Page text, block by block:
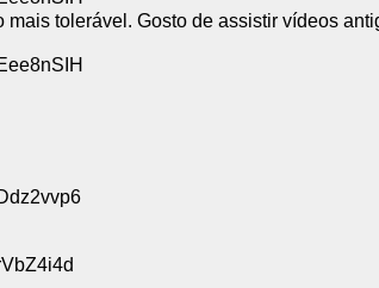
tolerável. Gosto de assistir vídeos